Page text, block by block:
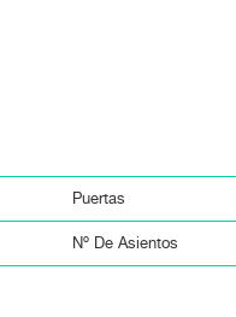
Puertas
Nº De Asientos